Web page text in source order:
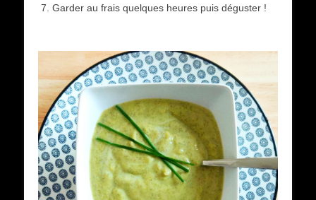
Garder au frais quelques heures puis déguster !